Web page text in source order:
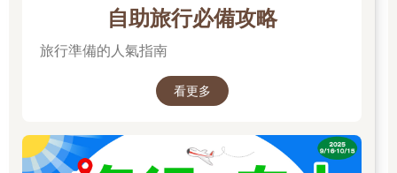
小雨也不會馬上失溫，越厚越保暖，但相對較重，建議不要選太
厚，畢竟真正冷的時候還是必須穿外層防風。
羽絨外套：普通材質使用鴨毛，鵝毛較貴，好的羽絨非常輕且保
加防水外套。挑選羽絨外套可參考膨脹係數（Fill Power），即當
羽絨重量相同，在自然膨脹後的最小體積。膨脹系數越高，留住
詢問羽絨比例，好的羽絨外套有95%羽絨，5%羽毛；差一點的可
能80%羽絨，20%羽毛。[外層]這層最值得投資，只要能夠防水，
自助旅行必備攻略
旅行準備的人氣指南
看更多